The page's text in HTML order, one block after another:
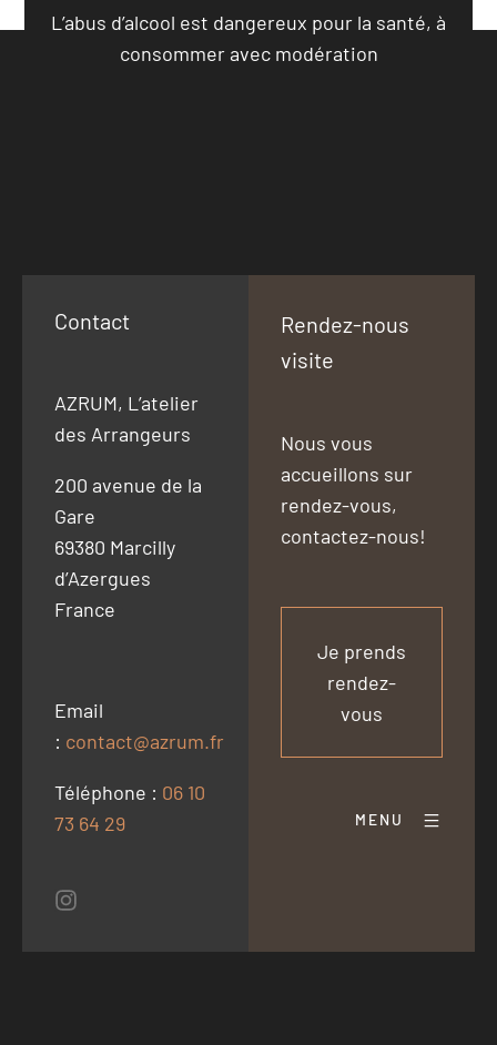
L’abus d’alcool est dangereux pour la santé, à
consommer avec modération
Contact
AZRUM, L’atelier
des Arrangeurs
200 avenue de la
Gare
69380 Marcilly
d’Azergues
France
Email
: contact@azrum.fr
Téléphone : 06 10
73 64 29
Rendez-nous
visite
Nous vous
accueillons sur
rendez-vous,
contactez-nous!
Je prends
rendez-
vous
MENU